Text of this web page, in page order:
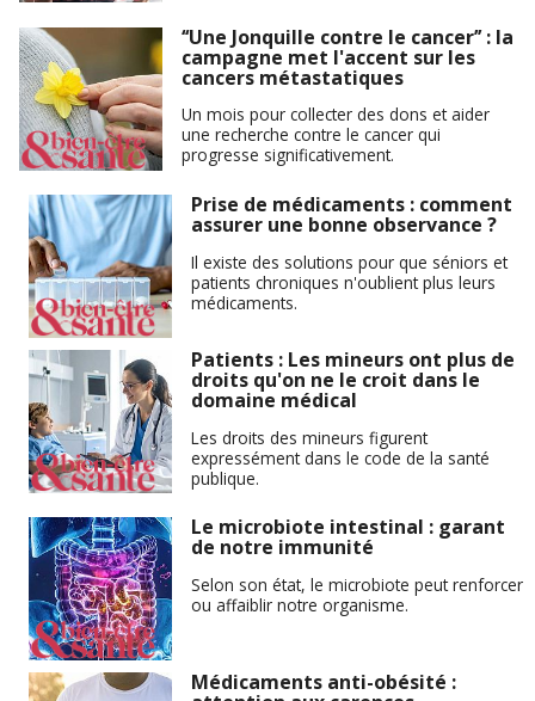
‘‘Une Jonquille contre le cancer’’ : la
campagne met l'accent sur les
cancers métastatiques
Un mois pour collecter des dons et aider
une recherche contre le cancer qui
progresse significativement.
Prise de médicaments : comment
assurer une bonne observance ?
Il existe des solutions pour que séniors et
patients chroniques n'oublient plus leurs
médicaments.
Patients : Les mineurs ont plus de
droits qu'on ne le croit dans le
domaine médical
Les droits des mineurs figurent
expressément dans le code de la santé
publique.
Le microbiote intestinal : garant
de notre immunité
Selon son état, le microbiote peut renforcer
ou affaiblir notre organisme.
Médicaments anti-obésité :